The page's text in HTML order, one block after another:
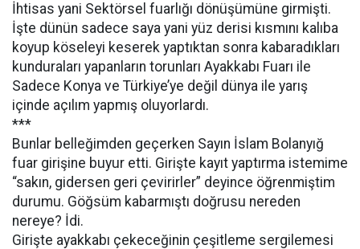
İhtisas yani Sektörsel fuarlığı dönüşümüne girmişti.
İşte dünün sadece saya yani yüz derisi kısmını kalıba
koyup köseleyi keserek yaptıktan sonra kabaradıkları
kunduraları yapanların torunları Ayakkabı Fuarı ile
Sadece Konya ve Türkiye’ye değil dünya ile yarış
içinde açılım yapmış oluyorlardı.
***
Bunlar belleğimden geçerken Sayın İslam Bolanyığ
fuar girişine buyur etti. Girişte kayıt yaptırma istemime
“sakın, gidersen geri çevirirler” deyince öğrenmiştim
durumu. Göğsüm kabarmıştı doğrusu nereden
nereye? İdi.
Girişte ayakkabı çekeceğinin çeşitleme sergilemesi